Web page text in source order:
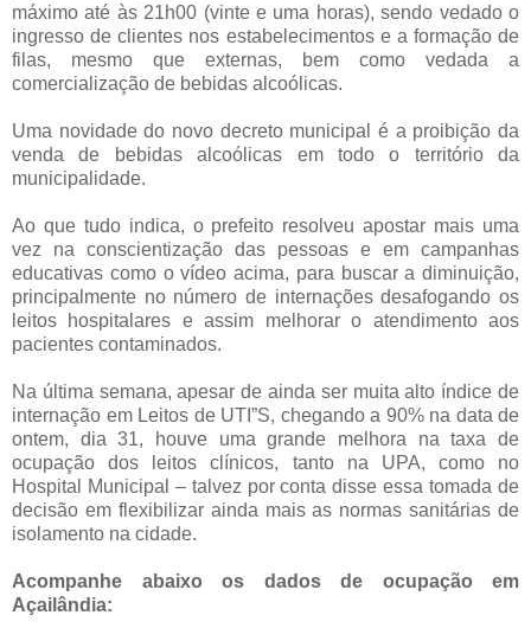
máximo até às 21h00 (vinte e uma horas), sendo vedado o
ingresso de clientes nos estabelecimentos e a formação de
filas, mesmo que externas, bem como vedada a
comercialização de bebidas alcoólicas.
Uma novidade do novo decreto municipal é a proibição da
venda de bebidas alcoólicas em todo o território da
municipalidade.
Ao que tudo indica, o prefeito resolveu apostar mais uma
vez na conscientização das pessoas e em campanhas
educativas como o vídeo acima, para buscar a diminuição,
principalmente no número de internações desafogando os
leitos hospitalares e assim melhorar o atendimento aos
pacientes contaminados.
Na última semana, apesar de ainda ser muita alto índice de
internação em Leitos de UTI”S, chegando a 90% na data de
ontem, dia 31, houve uma grande melhora na taxa de
ocupação dos leitos clínicos, tanto na UPA, como no
Hospital Municipal – talvez por conta disse essa tomada de
decisão em flexibilizar ainda mais as normas sanitárias de
isolamento na cidade.
Acompanhe abaixo os dados de ocupação em
Açailândia: